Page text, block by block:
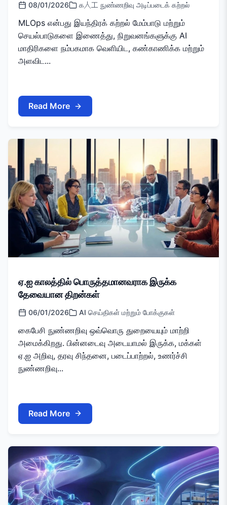
08/01/2026 க人工 நுண்ணறிவு அடிப்படைக் கற்றல்
MLOps என்பது இயந்திரக் கற்றல் மேம்பாடு மற்றும்
செயல்பாடுகளை இணைத்து, நிறுவனங்களுக்கு AI
மாதிரிகளை நம்பகமாக வெளியிட, கண்காணிக்க மற்றும்
அளவிட...
Read More
ஏ.ஐ காலத்தில் பொருத்தமானவராக இருக்க
தேவையான திறன்கள்
06/01/2026 AI செய்திகள் மற்றும் போக்குகள்
கைபேசி நுண்ணறிவு ஒவ்வொரு துறையையும் மாற்றி
அமைக்கிறது. பின்னடைவு அடையாமல் இருக்க, மக்கள்
ஏ.ஐ அறிவு, தரவு சிந்தனை, படைப்பாற்றல், உணர்ச்சி
நுண்ணறிவு...
Read More